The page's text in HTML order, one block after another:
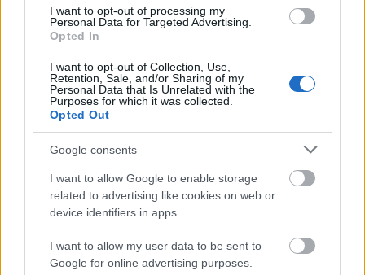
I want to opt-out of processing my
Personal Data for Targeted Advertising.
Opted In
I want to opt-out of Collection, Use,
Retention, Sale, and/or Sharing of my
Personal Data that Is Unrelated with the
Purposes for which it was collected.
Opted Out
Google consents
I want to allow Google to enable storage
related to advertising like cookies on web or
device identifiers in apps.
I want to allow my user data to be sent to
Google for online advertising purposes.
MAGYAR ÉPÍTŐK